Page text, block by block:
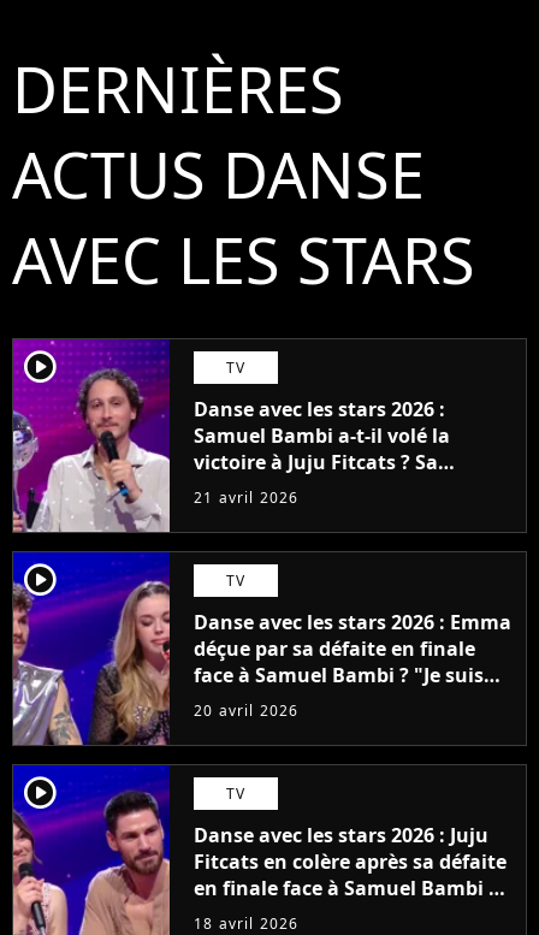
DERNIÈRES
ACTUS DANSE
AVEC LES STARS
player2 TV
Danse avec les stars 2026 :
Samuel Bambi a-t-il volé la
victoire à Juju Fitcats ? Sa
réponse aux critiques qui
21 avril 2026
player2 TV
Danse avec les stars 2026 : Emma
déçue par sa défaite en finale
face à Samuel Bambi ? "Je suis
hyper partagée"
20 avril 2026
player2 TV
Danse avec les stars 2026 : Juju
Fitcats en colère après sa défaite
en finale face à Samuel Bambi ?
"Il n'était pas pour..."
18 avril 2026